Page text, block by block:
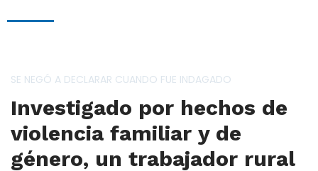
SE NEGÓ A DECLARAR CUANDO FUE INDAGADO
Investigado por hechos de
violencia familiar y de
género, un trabajador rural